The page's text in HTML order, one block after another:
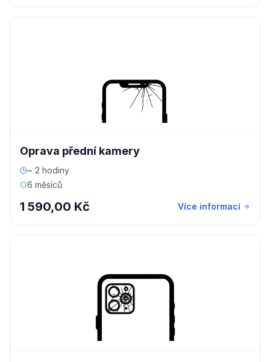
Oprava přední kamery
~ 2 hodiny
6 měsíců
1 590,00 Kč Více informací